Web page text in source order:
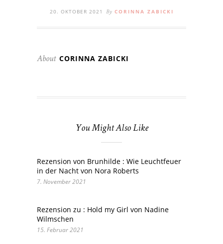
20. OKTOBER 2021 By CORINNA ZABICKI
About CORINNA ZABICKI
You Might Also Like
Rezension von Brunhilde : Wie Leuchtfeuer
in der Nacht von Nora Roberts
7. November 2021
Rezension zu : Hold my Girl von Nadine
Wilmschen
15. Februar 2021